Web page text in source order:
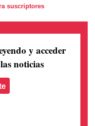
suscriptores
y acceder
noticias